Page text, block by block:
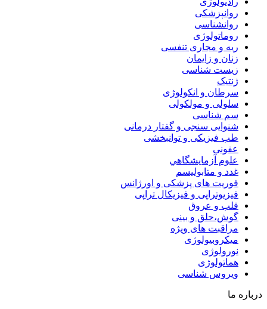
روانپزشکی
روانشناسی
روماتولوژی
ریه و مجاری تنفسی
زنان و زایمان
زیست شناسی
ژنتیک
سرطان و انکولوژی
سلولی و مولکولی
سم شناسی
شنوایی سنجی و گفتار درمانی
طب فیزیکی و توانبخشی
عفونی
علوم آزمايشگاهي
غدد و متابولیسم
فوریت های پزشکی و اورژانس
فیزیوتراپی و فیزیکال تراپی
قلب و عروق
گوش،حلق و بینی
مراقبت های ویژه
میکروبیولوژی
نورولوژی
هماتولوژی
ویروس شناسی
درباره ما